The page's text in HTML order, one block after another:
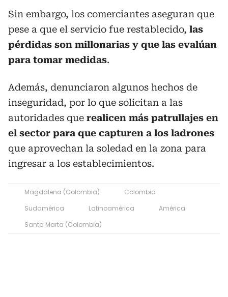
Sin embargo, los comerciantes aseguran que
pese a que el servicio fue restablecido, las
pérdidas son millonarias y que las evalúan
para tomar medidas.
Además, denunciaron algunos hechos de
inseguridad, por lo que solicitan a las
autoridades que realicen más patrullajes en
el sector para que capturen a los ladrones
que aprovechan la soledad en la zona para
ingresar a los establecimientos.
Magdalena (Colombia)
Colombia
Sudamérica
Latinoamérica
América
Santa Marta (Colombia)